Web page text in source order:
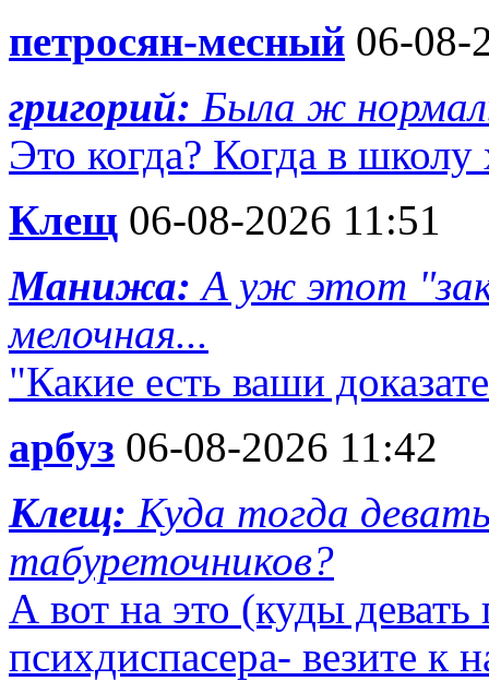
петросян-месный 06-08-
григорий: Была ж
Это когда? Когда в школу
Клещ 06-08-2026 11:51
Манижа:А уж этот
мелочная...
"Какие есть ваши
арбуз 06-08-2026 11:42
Клещ: Куда тогда
табуреточников?
А вот на это (куды девать
психдиспасера- везите к